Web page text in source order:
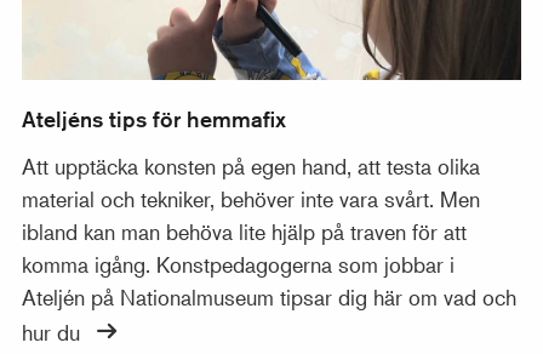
Ateljéns tips för hemmafix
Att upptäcka konsten på egen hand, att testa olika
material och tekniker, behöver inte vara svårt. Men
ibland kan man behöva lite hjälp på traven för att
komma igång.​ Konstpedagogerna som jobbar i
Ateljén på Nationalmuseum tipsar dig här om vad och
hur du